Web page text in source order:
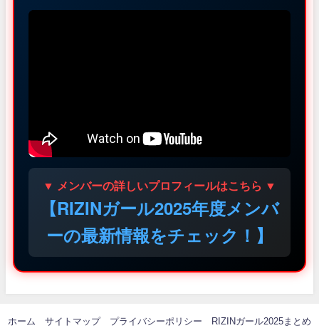
▼ メンバーの詳しいプロフィールはこちら ▼
【RIZINガール2025年度メンバ
ーの最新情報をチェック！】
ホーム サイトマップ プライバシーポリシー RIZINガール2025まとめ